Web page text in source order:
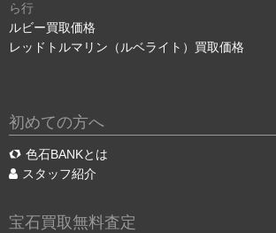
ら行
ルビー買取価格
レッドトルマリン（ルベライト）買取価格
初めての方へ
色石BANKとは
スタッフ紹介
宝石買取無料査定